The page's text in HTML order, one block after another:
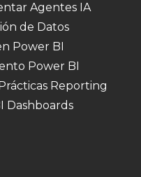
Agentes IA
de Datos
Power BI
Power BI
Reporting
Dashboards